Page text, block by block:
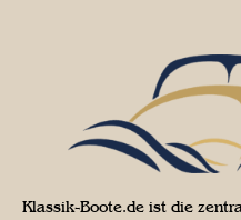
Klassik-Boote.de ist die